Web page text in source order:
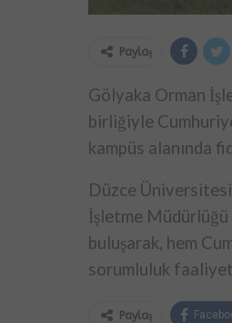
Paylaş
Gölyaka Orman
birliğiyle
kampüs alanında
Düzce
İşletme
buluşarak, hem
sorumluluk
Paylaş